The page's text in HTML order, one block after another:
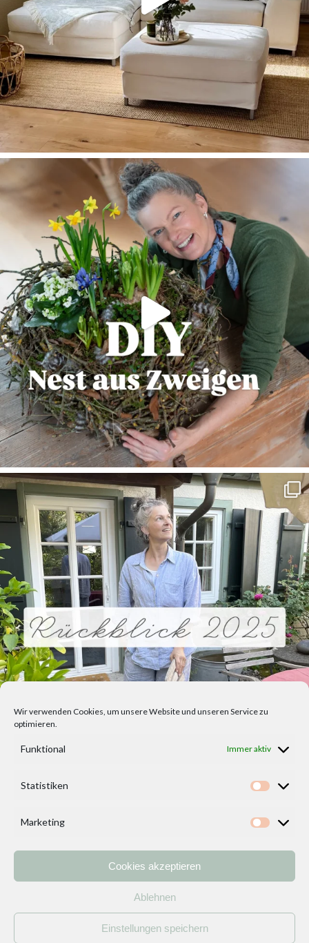
Wir verwenden Cookies, um unsere Website und unseren Service zu
optimieren.
Funktional Immer aktiv
Statistiken
Marketing
Cookies akzeptieren
Ablehnen
Einstellungen speichern
Kontakt
Impressum/ Datenschutzerklärung